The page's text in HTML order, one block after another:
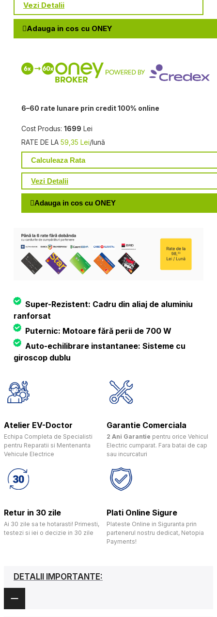
Vezi Detalii
Adauga in cos cu ONEY
6–60 rate lunare prin credit 100% online
Cost Produs: 1699 Lei
RATE DE LA 59,35 Lei/lună
Calculeaza Rata
Vezi Detalii
Adauga in cos cu ONEY
Super-Rezistent: Cadru din aliaj de aluminiu
ranforsat
Puternic: Motoare fără perii de 700 W
Auto-echilibrare instantanee: Sisteme cu
giroscop dublu
Atelier EV-Doctor
Echipa Completa de Specialisti
pentru Reparatii si Mentenanta
Vehicule Electrice
Garantie Comerciala
2 Ani Garantie pentru orice Vehicul
Electric cumparat. Fara batai de cap
sau incurcaturi
Retur in 30 zile
Ai 30 zile sa te hotarasti! Primesti,
testezi si iei o decizie in 30 zile
Plati Online Sigure
Plateste Online in Siguranta prin
partenerul nostru dedicat, Netopia
Payments!
DETALII IMPORTANTE: